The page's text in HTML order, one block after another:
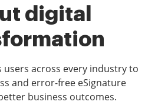
digital
users across every industry to
and error-free eSignature
business outcomes.